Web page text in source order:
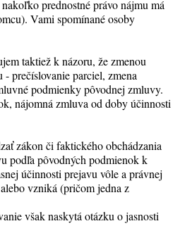
prednostné právo nájmu má
Vami spomínané osoby
taktiež k názoru, že zmenou
prečíslovanie parciel, zmena
podmienky pôvodnej zmluvy.
nájomná zmluva od doby účinnosti
zákon či faktického obchádzania
podľa pôvodných podmienok k
účinnosti prejavu vôle a právnej
vzniká (pričom jedna z
však naskytá otázku o jasnosti